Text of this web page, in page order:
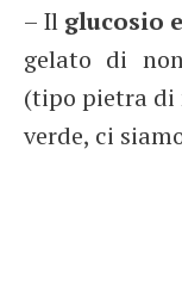
– Il glucosio
gelato di
(tipo pietra di
verde, ci